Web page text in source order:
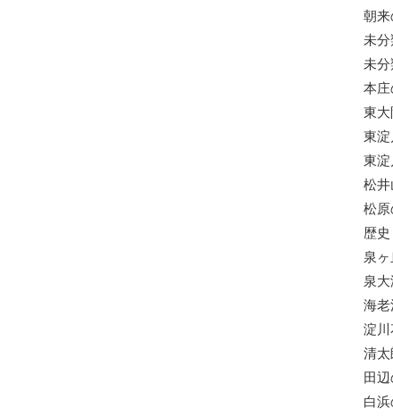
朝来
未分
未分
本庄
東大
東淀
東淀
松井
松原
歴史
泉
泉
海老
淀川
清太
田
白